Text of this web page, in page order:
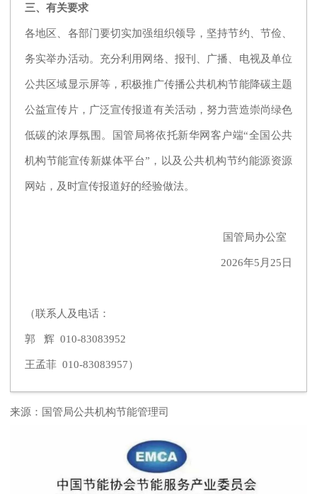
三、有关要求
各地区、各部门要切实加强组织领导，坚持节约、节俭、
务实举办活动。充分利用网络、报刊、广播、电视及单位
公共区域显示屏等，积极推广传播公共机构节能降碳主题
公益宣传片，广泛宣传报道有关活动，努力营造崇尚绿色
低碳的浓厚氛围。国管局将依托新华网客户端“全国公共
机构节能宣传新媒体平台”，以及公共机构节约能源资源
网站，及时宣传报道好的经验做法。
国管局办公室
2026年5月25日
（联系人及电话：
郭 辉 010-83083952
王孟菲 010-83083957）
来源： 国管局公共机构节能管理司